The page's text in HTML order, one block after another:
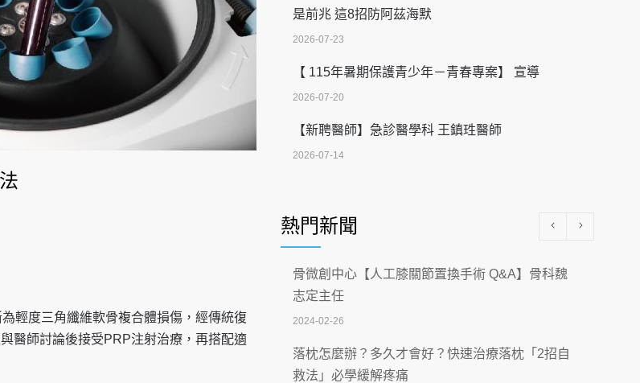
輕度三角纖維軟骨複合體損傷，經傳統復
醫師討論後接受PRP注射治療，再搭配適
是前兆 這8招防阿茲海默
2026-07-23
【 115年暑期保護青少年－青春專案】 宣導
2026-07-20
【新聘醫師】急診醫學科 王鎮珄醫師
2026-07-14
2026-07-08
沒菸酒也瀕臨洗腎？65歲男靠「這習慣」逆
轉腎功能 醫揭3招救命
2026-07-08
體溫飆破41度！醫連收兩例中暑病例：致死
率達8成
熱門新聞
骨微創中心【人工膝關節置換手術 Q&A】骨科魏
志定主任
2024-02-26
落枕怎麼辦？多久才會好？快速治療落枕「2招自
救法」必學緩解疼痛